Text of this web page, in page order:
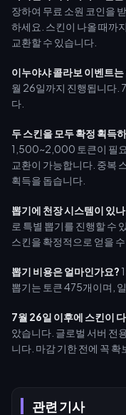
관련 기사
장하여 무료 소원 코인을
하세요. 스킨이 나올 때까
교환할 수 있습니다.
이누야샤 콜라보 이벤트
월 26일까지 진행됩니다.
다.
두 스킨을 모두 확정 획득
1,500~2,000 토큰이 필
교환이 가능합니다. 중복
획득을 돕습니다.
뽑기에 천장 시스템이 있
로 특별 뽑기를 진행할 수
스킨을 확정적으로 얻을
뽑기 비용은 얼마인가요?
뽑기는 토큰 475개이며,
7월 26일 이후에 스킨이
았습니다. 글로벌 서버 전
니다. 마감 기한 전에 꼭 확